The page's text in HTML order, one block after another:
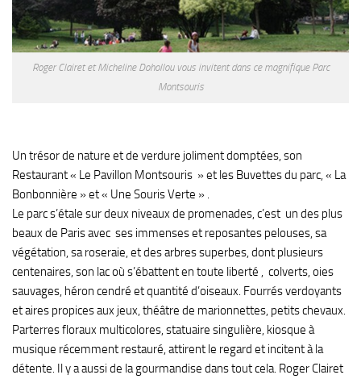
Roger Clairet et Micheline Dohollou vous invitent dans ce magnifique Parc
Montsouris
Un trésor de nature et de verdure joliment domptées, son
Restaurant « Le Pavillon Montsouris » et les Buvettes du parc, « La
Bonbonnière » et « Une Souris Verte » .
Le parc s’étale sur deux niveaux de promenades, c’est un des plus
beaux de Paris avec ses immenses et reposantes pelouses, sa
végétation, sa roseraie, et des arbres superbes, dont plusieurs
centenaires, son lac où s’ébattent en toute liberté , colverts, oies
sauvages, héron cendré et quantité d’oiseaux. Fourrés verdoyants
et aires propices aux jeux, théâtre de marionnettes, petits chevaux.
Parterres floraux multicolores, statuaire singulière, kiosque à
musique récemment restauré, attirent le regard et incitent à la
détente. Il y a aussi de la gourmandise dans tout cela. Roger Clairet